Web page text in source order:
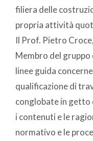
filiera delle
propria attività
Il Prof. Pietro
Membro del gruppo
linee guida
qualificazione di
conglobate in getto
i contenuti e le
normativo e le